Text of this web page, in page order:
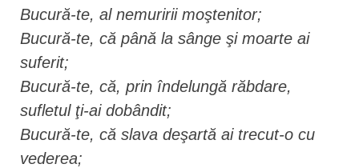
Bucură-te, al nemuririi moştenitor;
Bucură-te, că până la sânge şi moarte ai
suferit;
Bucură-te, că, prin îndelungă răbdare,
sufletul ţi-ai dobândit;
Bucură-te, că slava deşartă ai trecut-o cu
vederea;